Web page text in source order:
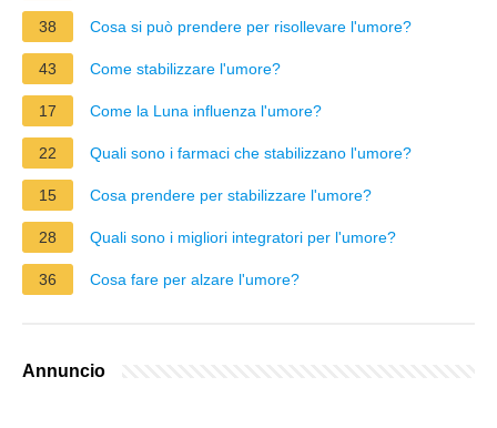
38 Cosa si può prendere per risollevare l'umore?
43 Come stabilizzare l'umore?
17 Come la Luna influenza l'umore?
22 Quali sono i farmaci che stabilizzano l'umore?
15 Cosa prendere per stabilizzare l'umore?
28 Quali sono i migliori integratori per l'umore?
36 Cosa fare per alzare l'umore?
Annuncio